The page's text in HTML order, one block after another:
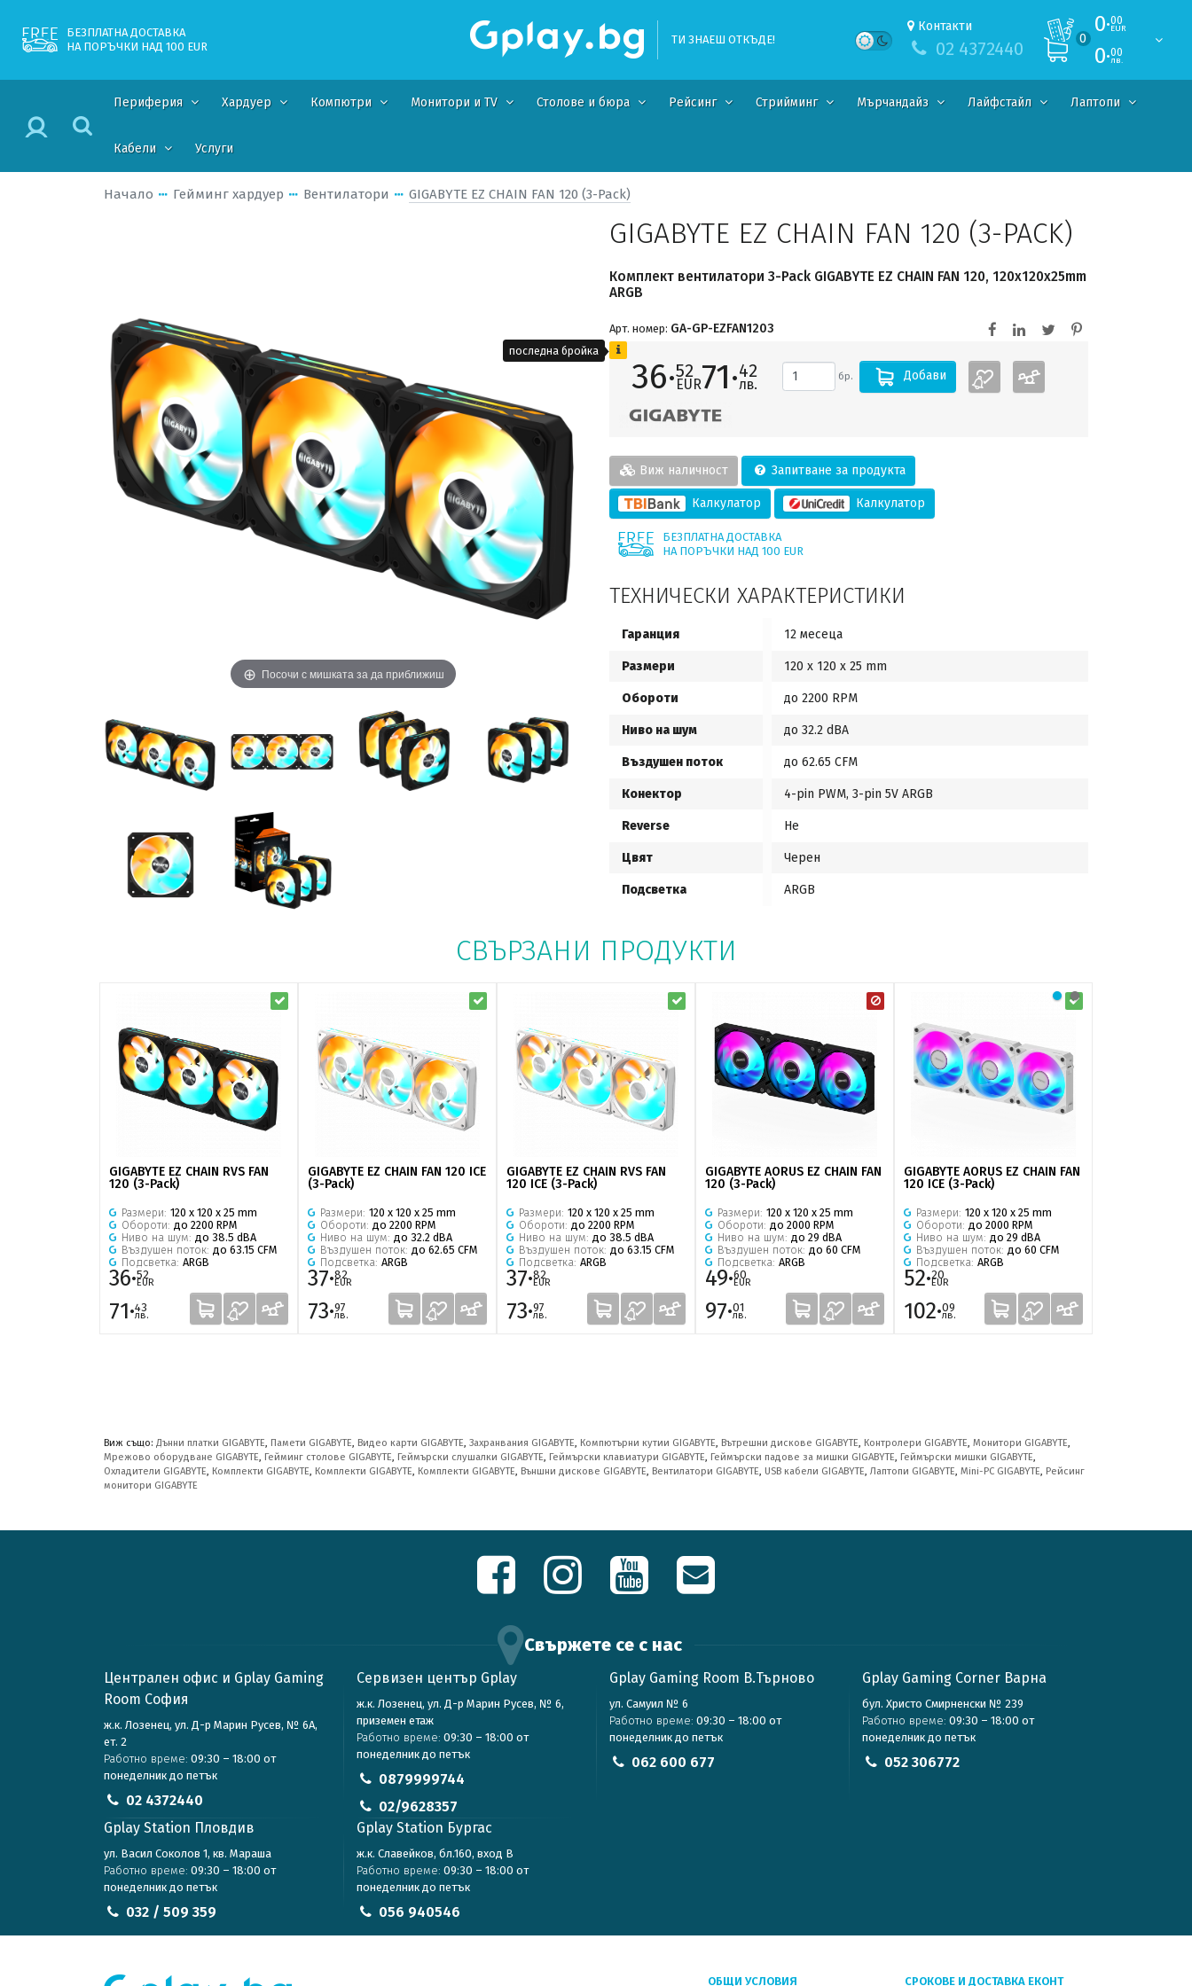
БЕЗПЛАТНА ДОСТАВКА
НА ПОРЪЧКИ НАД 100 EUR
ТИ ЗНАЕШ ОТКЪДЕ!
Контакти
02 4372440 0
0·00
EUR
0·00
лв.
Периферия Хардуер Компютри Монитори и TV Столове и бюра Рейсинг Стрийминг Мърчандайз Лайфстайл Лаптопи
Кабели Услуги
Начало Гейминг хардуер Вентилатори GIGABYTE EZ CHAIN FAN 120 (3-Pack)
Посочи с мишката за да приближиш
GIGABYTE EZ CHAIN FAN 120 (3-PACK)
Комплект вентилатори 3-Pack GIGABYTE EZ CHAIN FAN 120, 120x120x25mm
ARGB
Арт. номер: GA-GP-EZFAN1203
36·52
EUR71·42
лв. бр. Добави
Виж наличност Запитване за продукта
Калкулатор Калкулатор
БЕЗПЛАТНА ДОСТАВКА
НА ПОРЪЧКИ НАД 100 EUR
ТЕХНИЧЕСКИ ХАРАКТЕРИСТИКИ
Гаранция 12 месеца
Размери 120 x 120 x 25 mm
Обороти до 2200 RPM
Ниво на шум до 32.2 dBA
Въздушен поток до 62.65 CFM
Конектор 4-pin PWM, 3-pin 5V ARGB
Reverse Не
Цвят Черен
Подсветка ARGB
СВЪРЗАНИ ПРОДУКТИ
GIGABYTE EZ CHAIN RVS FAN
120 (3-Pack)
Размери: 120 x 120 x 25 mm
Обороти: до 2200 RPM
Ниво на шум: до 38.5 dBA
Въздушен поток: до 63.15 CFM
Подсветка: ARGB
36·52
EUR
71·43
лв.
GIGABYTE EZ CHAIN FAN 120 ICE
(3-Pack)
Размери: 120 x 120 x 25 mm
Обороти: до 2200 RPM
Ниво на шум: до 32.2 dBA
Въздушен поток: до 62.65 CFM
Подсветка: ARGB
37·82
EUR
73·97
лв.
GIGABYTE EZ CHAIN RVS FAN
120 ICE (3-Pack)
Размери: 120 x 120 x 25 mm
Обороти: до 2200 RPM
Ниво на шум: до 38.5 dBA
Въздушен поток: до 63.15 CFM
Подсветка: ARGB
37·82
EUR
73·97
лв.
GIGABYTE AORUS EZ CHAIN FAN
120 (3-Pack)
Размери: 120 x 120 x 25 mm
Обороти: до 2000 RPM
Ниво на шум: до 29 dBA
Въздушен поток: до 60 CFM
Подсветка: ARGB
49·60
EUR
97·01
лв.
GIGABYTE AORUS EZ CHAIN FAN
120 ICE (3-Pack)
Размери: 120 x 120 x 25 mm
Обороти: до 2000 RPM
Ниво на шум: до 29 dBA
Въздушен поток: до 60 CFM
Подсветка: ARGB
52·20
EUR
102·09
лв.
Виж също: Дънни платки GIGABYTE, Памети GIGABYTE, Видео карти GIGABYTE, Захранвания GIGABYTE, Компютърни кутии GIGABYTE, Вътрешни дискове GIGABYTE, Контролери GIGABYTE, Монитори GIGABYTE,
Мрежово оборудване GIGABYTE, Гейминг столове GIGABYTE, Геймърски слушалки GIGABYTE, Геймърски клавиатури GIGABYTE, Геймърски падове за мишки GIGABYTE, Геймърски мишки GIGABYTE,
Охладители GIGABYTE, Комплекти GIGABYTE, Комплекти GIGABYTE, Комплекти GIGABYTE, Външни дискове GIGABYTE, Вентилатори GIGABYTE, USB кабели GIGABYTE, Лаптопи GIGABYTE, Mini-PC GIGABYTE, Рейсинг
монитори GIGABYTE
Свържете се с нас
Централен офис и Gplay Gaming
Room София
ж.к. Лозенец, ул. Д-р Марин Русев, № 6А,
ет. 2
Работно време: 09:30 – 18:00 от
понеделник до петък
02 4372440
Сервизен център Gplay
ж.к. Лозенец, ул. Д-р Марин Русев, № 6,
приземен етаж
Работно време: 09:30 – 18:00 от
понеделник до петък
0879999744
02/9628357
Gplay Gaming Room В.Търново
ул. Самуил № 6
Работно време: 09:30 – 18:00 от
понеделник до петък
062 600 677
Gplay Gaming Corner Варна
бул. Христо Смирненски № 239
Работно време: 09:30 – 18:00 от
понеделник до петък
052 306772
Gplay Station Пловдив
ул. Васил Соколов 1, кв. Мараша
Работно време: 09:30 – 18:00 от
понеделник до петък
032 / 509 359
Gplay Station Бургас
ж.к. Славейков, бл.160, вход В
Работно време: 09:30 – 18:00 от
понеделник до петък
056 940546
ОБЩИ УСЛОВИЯ СРОКОВЕ И ДОСТАВКА ЕКОНТ
последна бройка